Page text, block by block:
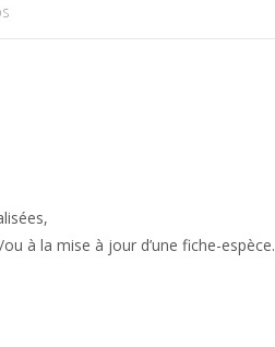
à la mise à jour d’une fiche-espèce.